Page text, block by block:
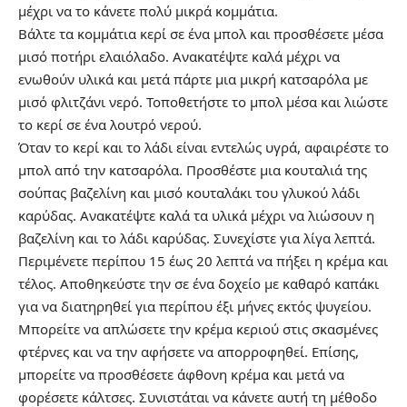
μέχρι να το κάνετε πολύ μικρά κομμάτια.
Βάλτε τα κομμάτια κερί σε ένα μπολ και προσθέσετε μέσα
μισό ποτήρι ελαιόλαδο. Ανακατέψτε καλά μέχρι να
ενωθούν υλικά και μετά πάρτε μια μικρή κατσαρόλα με
μισό φλιτζάνι νερό. Τοποθετήστε το μπολ μέσα και λιώστε
το κερί σε ένα λουτρό νερού.
Όταν το κερί και το λάδι είναι εντελώς υγρά, αφαιρέστε το
μπολ από την κατσαρόλα. Προσθέστε μια κουταλιά της
σούπας βαζελίνη και μισό κουταλάκι του γλυκού λάδι
καρύδας. Ανακατέψτε καλά τα υλικά μέχρι να λιώσουν η
βαζελίνη και το λάδι καρύδας. Συνεχίστε για λίγα λεπτά.
Περιμένετε περίπου 15 έως 20 λεπτά να πήξει η κρέμα και
τέλος. Αποθηκεύστε την σε ένα δοχείο με καθαρό καπάκι
για να διατηρηθεί για περίπου έξι μήνες εκτός ψυγείου.
Μπορείτε να απλώσετε την κρέμα κεριού στις σκασμένες
φτέρνες και να την αφήσετε να απορροφηθεί. Επίσης,
μπορείτε να προσθέσετε άφθονη κρέμα και μετά να
φορέσετε κάλτσες. Συνιστάται να κάνετε αυτή τη μέθοδο